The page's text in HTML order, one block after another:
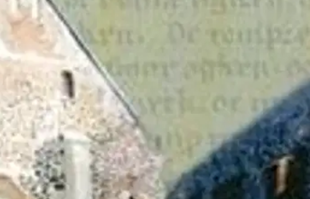
on puutteita tai niitä voisi muuten parantaa, anna palautetta.